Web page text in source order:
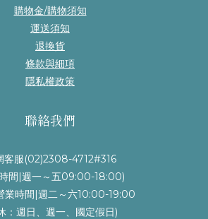
購物金/購物須知
運送須知
退換貨
條款與細項
隱私權政策
聯絡我們
客服(02)2308-4712#316
間|週一～五09:00-18:00)
業時間|週二～六10:00-19:00
：週日、週一、國定假日)